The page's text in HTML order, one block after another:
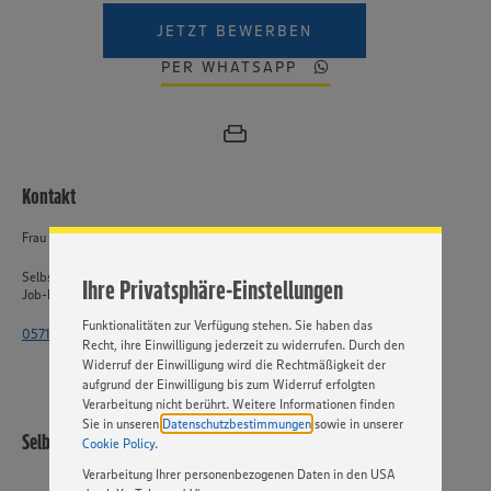
Ihre Privatsphäre-Einstellungen
Wir setzen Cookies und andere Technologien ein, um Ihnen
ein bestmögliches Nutzungserlebnis unserer Website zu
Cookies und anderer Technologien ist freiwillig und kann
„EINSTELLUNGEN ÄNDERN”. Bitte beachten Sie, dass auf
Basis Ihrer Einstellungen ggf. nicht mehr alle
Funktionalitäten zur Verfügung stehen. Sie haben das
Recht, ihre Einwilligung jederzeit zu widerrufen. Durch den
Widerruf der Einwilligung wird die Rechtmäßigkeit der
aufgrund der Einwilligung bis zum Widerruf erfolgten
Verarbeitung nicht berührt. Weitere Informationen finden
Sie in unseren Datenschutzbestimmungen sowie in unserer
Cookie Policy.
Verarbeitung Ihrer personenbezogenen Daten in den USA
JETZT BEWERBEN
PER WHATSAPP
Kontakt
Frau Dickmann
Selbstständiger Einzelhandel
Job-ID: 62423
0571 - 802 1863
Selbstständiger Einzelhandel